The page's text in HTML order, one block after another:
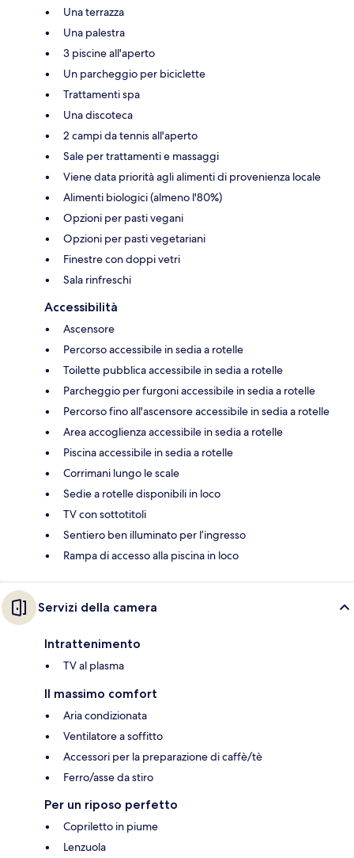
Una terrazza
Una palestra
3 piscine all'aperto
Un parcheggio per biciclette
Trattamenti spa
Una discoteca
2 campi da tennis all'aperto
Sale per trattamenti e massaggi
Viene data priorità agli alimenti di provenienza locale
Alimenti biologici (almeno l'80%)
Opzioni per pasti vegani
Opzioni per pasti vegetariani
Finestre con doppi vetri
Sala rinfreschi
Accessibilità
Ascensore
Percorso accessibile in sedia a rotelle
Toilette pubblica accessibile in sedia a rotelle
Parcheggio per furgoni accessibile in sedia a rotelle
Percorso fino all'ascensore accessibile in sedia a rotelle
Area accoglienza accessibile in sedia a rotelle
Piscina accessibile in sedia a rotelle
Corrimani lungo le scale
Sedie a rotelle disponibili in loco
TV con sottotitoli
Sentiero ben illuminato per l’ingresso
Rampa di accesso alla piscina in loco
Servizi della camera
Intrattenimento
TV al plasma
Il massimo comfort
Aria condizionata
Ventilatore a soffitto
Accessori per la preparazione di caffè/tè
Ferro/asse da stiro
Per un riposo perfetto
Copriletto in piume
Lenzuola